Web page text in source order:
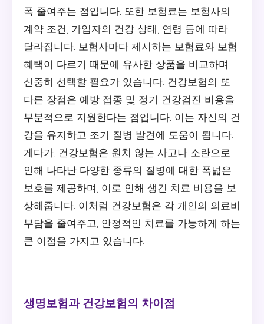
폭 줄여주는 점입니다. 또한 보험료는 보험사의
계약 조건, 가입자의 건강 상태, 연령 등에 따라
달라집니다. 보험사마다 제시하는 보험료와 보험
혜택이 다르기 때문에 유사한 상품을 비교하며
신중히 선택할 필요가 있습니다. 건강보험의 또
다른 장점은 예방 접종 및 정기 건강검진 비용을
부분적으로 지원한다는 점입니다. 이는 자신의 건
강을 유지하고 조기 질병 발견에 도움이 됩니다.
게다가, 건강보험은 원치 않는 사고나 소란으로
인해 나타난 다양한 종류의 질병에 대한 폭넓은
보호를 제공하며, 이로 인해 생긴 치료 비용을 보
상해줍니다. 이처럼 건강보험은 각 개인의 의료비
부담을 줄여주고, 안정적인 치료를 가능하게 하는
큰 이점을 가지고 있습니다.
생명보험과 건강보험의 차이점